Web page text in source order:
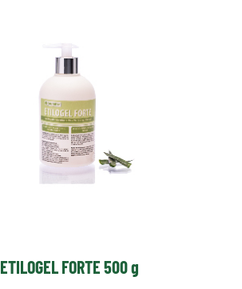
ETILOGEL FORTE 500 g